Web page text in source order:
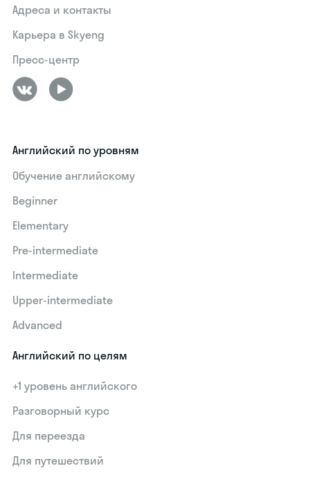
Адреса и контакты
Карьера в Skyeng
Пресс-центр
Английский по уровням
Обучение английскому
Beginner
Elementary
Pre-intermediate
Intermediate
Upper-intermediate
Advanced
Английский по целям
+1 уровень английского
Разговорный курс
Для переезда
Для путешествий